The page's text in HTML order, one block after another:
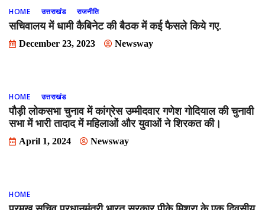
HOME उत्तराखंड राजनीति
सचिवालय में धामी कैबिनेट की बैठक में कई फैसले किये गए.
December 23, 2023 Newsway
HOME उत्तराखंड
पौड़ी लोकसभा चुनाव में कांग्रेस उम्मीदवार गणेश गोदियाल की चुनावी
सभा में भारी तादाद में महिलाओं और युवाओं ने शिरकत की।
April 1, 2024 Newsway
HOME